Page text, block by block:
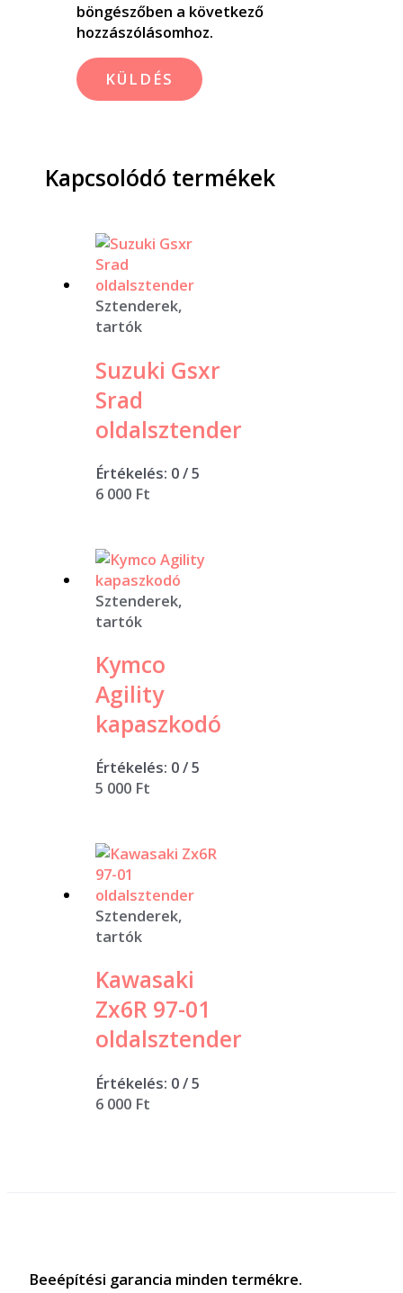
böngészőben a következő
hozzászólásomhoz.
Kapcsolódó termékek
Sztenderek,
tartók
Suzuki Gsxr
Srad
oldalsztender
Értékelés: 0/ 5
6 000 Ft
Sztenderek,
tartók
Kymco
Agility
kapaszkodó
Értékelés: 0/ 5
5 000 Ft
Sztenderek,
tartók
Kawasaki
Zx6R 97-01
oldalsztender
Értékelés: 0/ 5
6 000 Ft
Beeépítési garancia minden termékre.